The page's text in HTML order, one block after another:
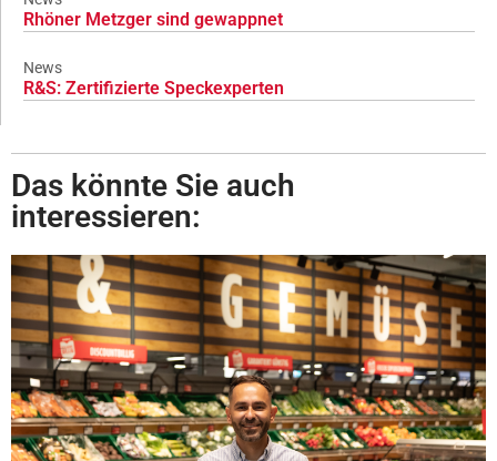
Rhöner Metzger sind gewappnet
News
R&S: Zertifizierte Speckexperten
Das könnte Sie auch
interessieren: